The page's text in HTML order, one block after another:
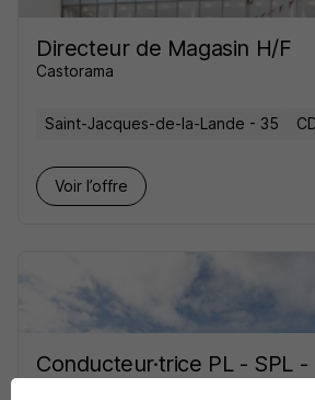
Directeur de Magasin H/F
Castorama
Saint-Jacques-de-la-Lande - 35
Voir l’offre
Conducteur·trice PL - SPL